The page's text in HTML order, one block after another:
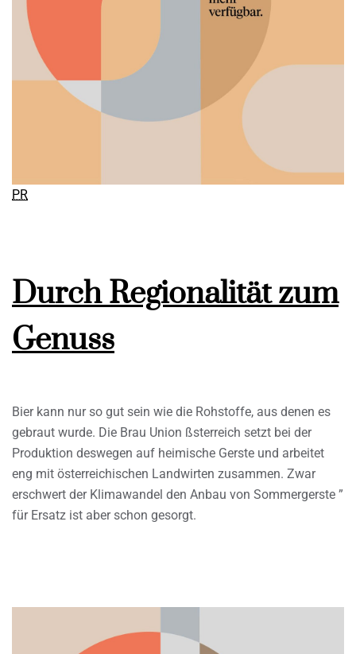
PR
Durch Regionalität zum
Genuss
Bier kann nur so gut sein wie die Rohstoffe, aus denen es
gebraut wurde. Die Brau Union ßsterreich setzt bei der
Produktion deswegen auf heimische Gerste und arbeitet
eng mit österreichischen Landwirten zusammen. Zwar
erschwert der Klimawandel den Anbau von Sommergerste ”
für Ersatz ist aber schon gesorgt.